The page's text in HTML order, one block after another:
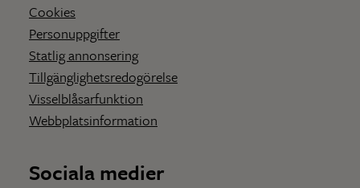
Cookies
Personuppgifter
Statlig annonsering
Tillgänglighetsredogörelse
Visselblåsarfunktion
Webbplatsinformation
Sociala medier